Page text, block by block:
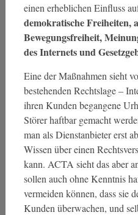
einen erheblichen Einfluss
demokratische Freiheiten,
Bewegungsfreiheit,
des Internets und
Eine der Maßnahmen sieht
bestehenden Rechtslage –
ihren Kunden begangene
Störer haftbar gemacht
man als Dienstanbieter erst
Wissen über einen
kann. ACTA sieht das aber
sollen auch ohne Kenntnis
vermeiden können, dass sie
Kunden überwachen, und